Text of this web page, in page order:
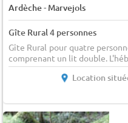
Ardèche- Marvejols
Gîte Rural 4 personnes
Gîte Rural pour quatre
comprenant un lit double.
Location